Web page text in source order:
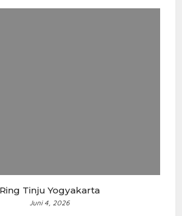
Ring Tinju Yogyakarta
Juni 4, 2026